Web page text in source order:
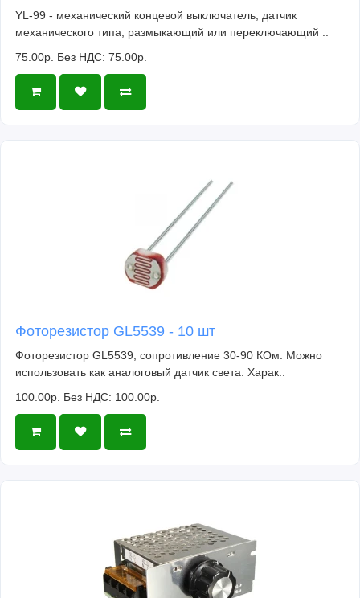
YL-99 - механический концевой выключатель, датчик
механического типа, размыкающий или переключающий ..
75.00р. Без НДС: 75.00р.
Фоторезистор GL5539 - 10 шт
Фоторезистор GL5539, сопротивление 30-90 КОм. Можно
использовать как аналоговый датчик света. Харак..
100.00р. Без НДС: 100.00р.